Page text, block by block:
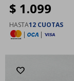
$ 1.099
HASTA12 CUOTAS
|
|